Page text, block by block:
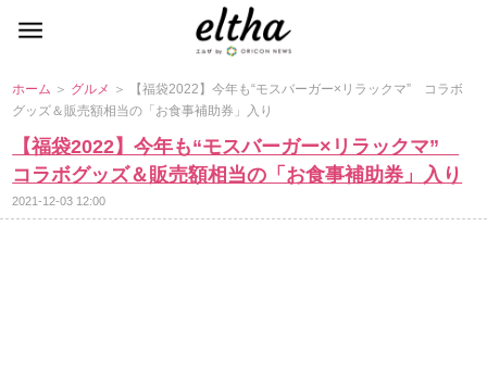
ホーム ＞ グルメ ＞ 【福袋2022】今年も“モスバーガー×リラックマ” コラボ
グッズ＆販売額相当の「お食事補助券」入り
【福袋2022】今年も“モスバーガー×リラックマ”
コラボグッズ＆販売額相当の「お食事補助券」入り
2021-12-03 12:00